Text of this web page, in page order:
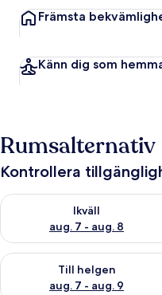
Främsta
Känn dig som
Rumsalternativ
Kontrollera
Ikväll
aug. 7 - aug. 8
Kontrollera tillgängligheten
Till helgen
aug. 7 - aug. 9
Kontrollera tillgängligheten